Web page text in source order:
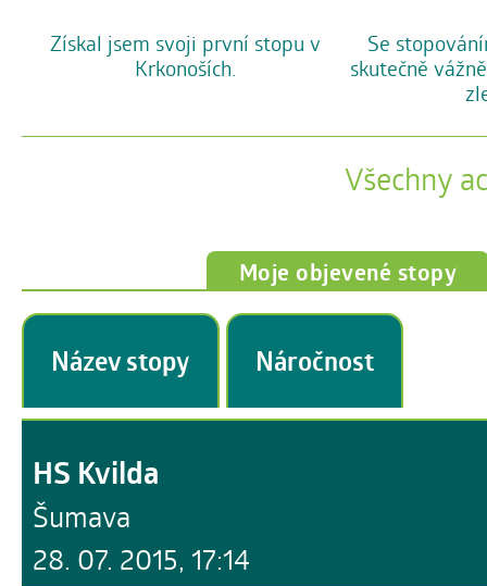
Získal jsem svoji první stopu v
Krkonoších.
Se
skutečně
Všechny
Moje objevené stopy
Název stopy Náročnost
28. 07. 2015, 17:14
HS Kvilda
Šumava